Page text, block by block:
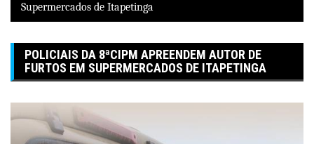
Supermercados de Itapetinga
POLICIAIS DA 8ªCIPM APREENDEM AUTOR DE
FURTOS EM SUPERMERCADOS DE ITAPETINGA